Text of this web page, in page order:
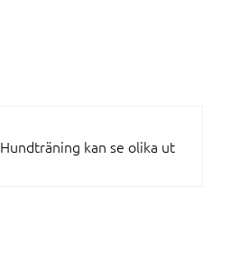
Hundträning kan se olika ut